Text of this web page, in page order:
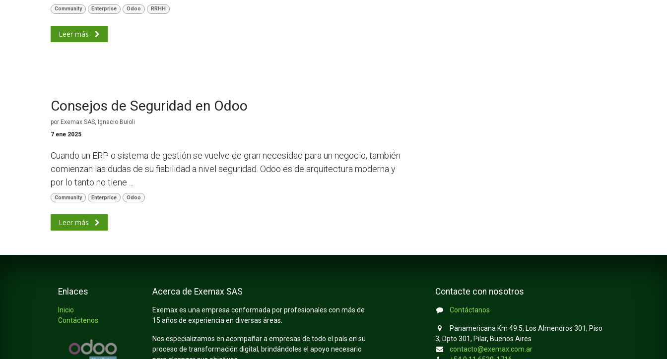
Community Enterprise Odoo RRHH
Leer más
Consejos de Seguridad en Odoo
por Exemax SAS, Ignacio Buioli
7 ene 2025
Cuando un ERP o sistema de gestión se vuelve de gran necesidad para un negocio, también
comienzan las dudas de su fiabilidad a nivel seguridad. Odoo es de arquitectura moderna y
por lo tanto no tiene ...
Community Enterprise Odoo
Leer más
Enlaces
Inicio
Contáctenos
Acerca de Exemax SAS
Exemax es una empresa conformada por profesionales con más de
15 años de experiencia en diversas áreas.
Nos especializamos en acompañar a empresas de todo el país en su
proceso de transformación digital, brindándoles el apoyo necesario
Contacte con nosotros
Contáctanos
Panamericana Km 49.5, Los Almendros 301, Piso
3, Dpto 301, Pilar, Buenos Aires
contacto@exemax.com.ar